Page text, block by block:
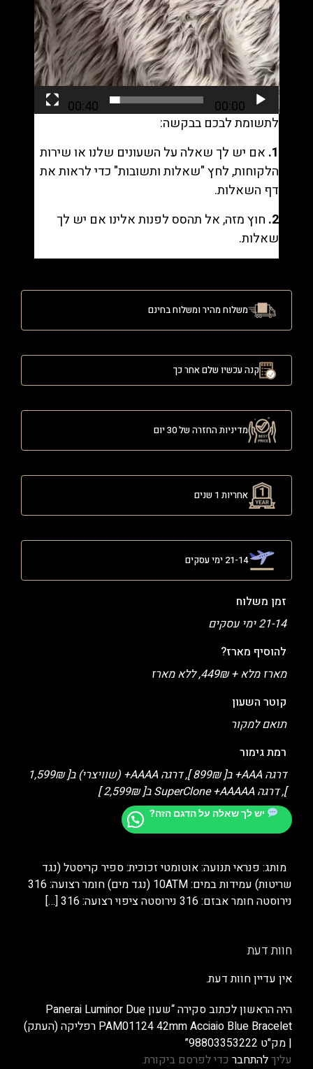
00:00
00:40
לתשומת לבכם בבקשה:
1. אם יש לך שאלה על השעונים שלנו או שירות
הלקוחות, לחץ "שאלות ותשובות" כדי לראות את
דף השאלות.
2. חוץ מזה, אל תהסס לפנות אלינו אם יש לך
שאלות.
משלוח מהיר ומשלוח בחינם
קנה עכשיו שלם אחר כך
מדיניות החזרה של 30 יום
אחריות 1 שנים
21-14 ימי עסקים
זמן משלוח
21-14 ימי עסקים
להוסיף מארז?
מארז מלא + 449₪, ללא מארז
קוטר השעון
תואם למקור
רמת גימור
דרגה AAA+ ב[ 899₪ ], דרגה AAAA+ (שוויצרי) ב[ 1,599₪
], דרגה SuperClone +AAAAA ב[ 2,599₪ ]
יש לך שאלה על הדגם הזה?
מותג: פנראי תנועה: אוטומטי זכוכית: ספיר קריסטל (נגד
שריטות) עמידות במים: 10ATM (נגד מים) חומר רצועה: 316
נירוסטה חומר אבזם: 316 נירוסטה ציפוי רצועה: 316
[…]
חוות דעת
אין עדיין חוות דעת.
היה הראשון לכתוב סקירה “שעון Panerai Luminor Due
PAM01124 42mm Acciaio Blue Bracelet רפליקה (העתק)
| מק"ט 98803353222”
עליךלהתחבר כדי לפרסם ביקורת.